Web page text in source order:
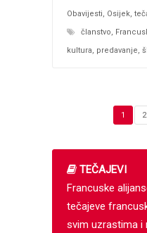
Obavijesti
Osijek,
članstvo
kultura
predavanje
1 2
TEČAJEVI
Francuske
tečajeve
svim uzrastima i